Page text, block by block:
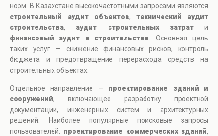
норм. В Казахстане высокочастотными запросами являются
строительный аудит объектов,технический аудит
строительства, аудит строительных затрати
финансовый аудит в строительстве . Основная цель
таких услуг — снижение финансовых рисков, контроль
бюджета и предотвращение перерасхода средств на
строительных объектах.
Отдельное направление — проектирование зданий и
сооружений, включающее разработку проектной
документации, инженерных систем и архитектурных
решений. Наиболее популярные поисковые запросы
пользователей: проектирование коммерческих зданий,